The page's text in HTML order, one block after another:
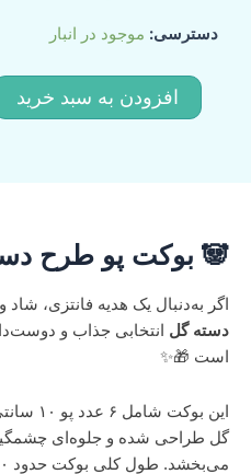
دسترسی: موجود در انبار
پو
دسته
گلM80افزودن به سبد خرید
🐼 بوکت پو طرح
اگر به‌دنبال یک هدیه فانتزی،
دسته گل انتخابی جذاب و
است 🎁✨
این
گل طراحی شده و جلوه‌ای